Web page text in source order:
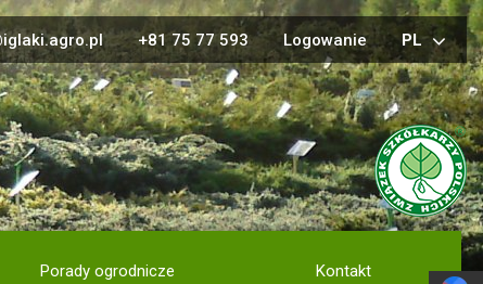
+81 75 77 593 Logowanie PL
Porady ogrodnicze Kontakt